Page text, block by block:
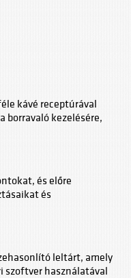
kávé receptúrával
kezelésére,
és előre
és
leltárt, amely
szoftver használatával